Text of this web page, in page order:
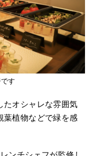
す
たオシャレな雰囲気
葉植物などで緑を感